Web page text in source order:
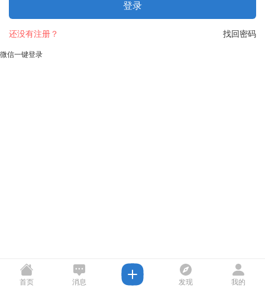
登录
找回密码
还没有注册？
微信一键登录
首页 消息 发现 我的